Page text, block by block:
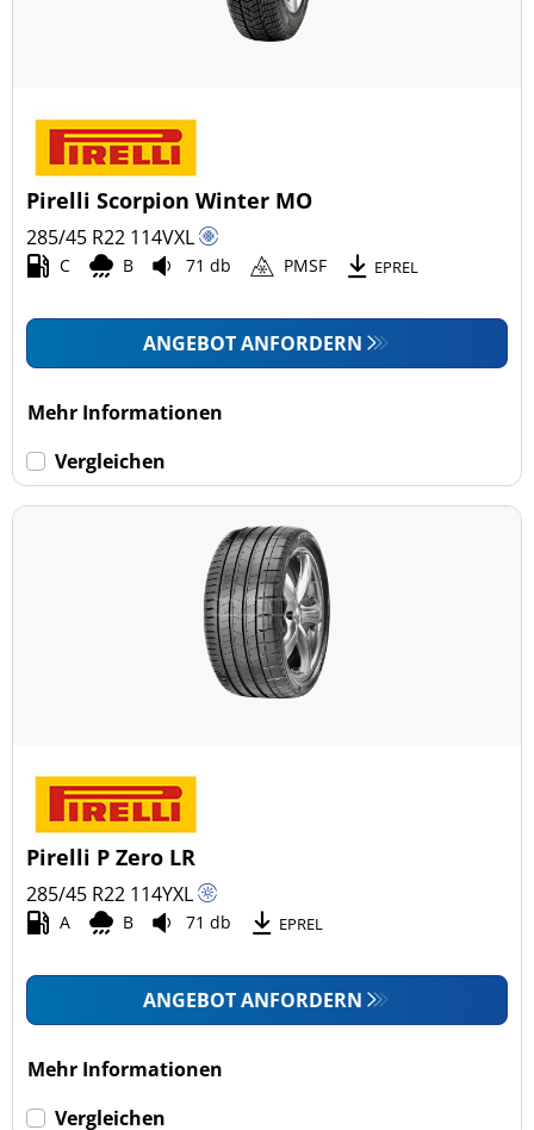
Pirelli Scorpion Winter MO
285/45 R22 114VXL
C B 71 db PMSF EPREL
ANGEBOT ANFORDERN
Mehr Informationen
Vergleichen
Pirelli P Zero LR
285/45 R22 114YXL
A B 71 db EPREL
ANGEBOT ANFORDERN
Mehr Informationen
Vergleichen